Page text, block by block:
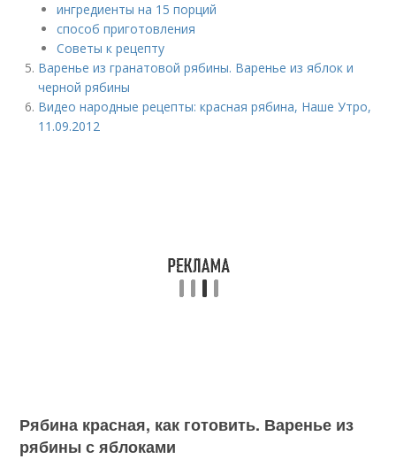
ингредиенты на 15 порций
способ приготовления
Советы к рецепту
Варенье из гранатовой рябины. Варенье из яблок и
черной рябины
Видео народные рецепты: красная рябина, Наше Утро,
11.09.2012
Рябина красная, как готовить. Варенье из
рябины с яблоками